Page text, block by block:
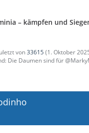
– kämpfen und
von33615 (1. Oktober
Die Daumen sind für